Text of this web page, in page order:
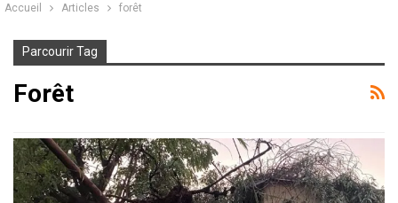
Accueil Articles forêt
Parcourir Tag
Forêt